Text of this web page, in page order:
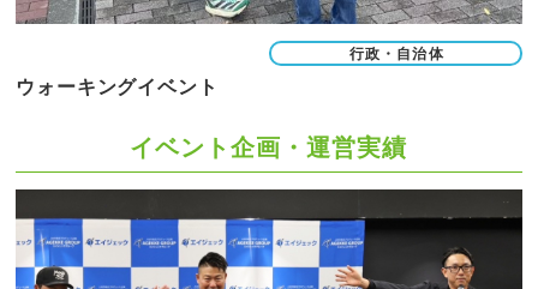
行政・自治体
ウォーキングイベント
イベント企画・運営実績